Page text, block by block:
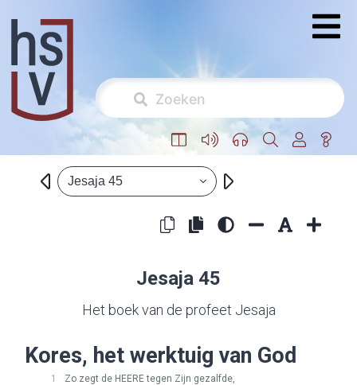
Jesaja 45
Jesaja 45
Het boek van de profeet Jesaja
Kores, het werktuig van God
1 Zo zegt de HEEREtegen Zijn gezalfde,